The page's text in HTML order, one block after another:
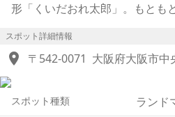
形「くいだおれ太郎」。もとも
戦後間もない頃の焦土に戦後復
堂を創業した山田六郎（やまだ
フにした看板を作ることを思い
スポット詳細情報
location_on 〒542-0071 大阪府大阪市中
スポット種類 ランド